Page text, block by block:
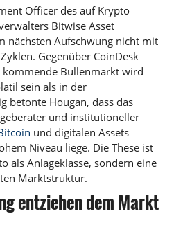
Officer des auf Krypto
Bitwise Asset
nächsten Aufschwung nicht mit
Gegenüber CoinDesk
Bullenmarkt wird
sein als in der
betonte Hougan, dass das
und institutioneller
und digitalen Assets
Niveau liege. Die These ist
als Anlageklasse, sondern eine
Marktstruktur.
entziehen dem Markt